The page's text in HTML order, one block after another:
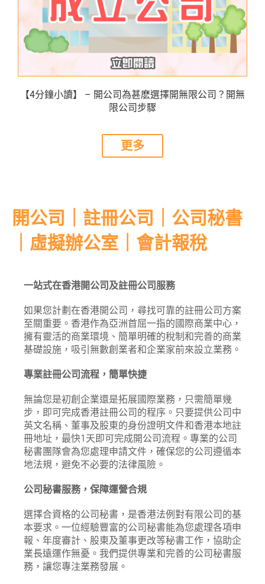
【4分鐘小讀】 – 開公司為甚麽選擇開無限公司？開無
限公司步驟
更多
開公司｜註冊公司｜公司秘書
｜虛擬辦公室｜會計報稅
一站式在香港開公司及註冊公司服務
如果您計劃在香港開公司，尋找可靠的註冊公司方案
至關重要。香港作為亞洲首屈一指的國際商業中心，
擁有靈活的商業環境、簡單明確的稅制和完善的商業
基礎設施，吸引無數創業者和企業家前來設立業務。
專業註冊公司流程，簡單快捷
無論您是初創企業還是拓展國際業務，只需簡單幾
步，即可完成香港註冊公司的程序。只要提供公司中
英文名稱、董事及股東的身份證明文件和香港本地註
冊地址，最快1天即可完成開公司流程。專業的公司
秘書團隊會為您處理申請文件，確保您的公司遵循本
地法規，避免不必要的法律風險。
公司秘書服務，保障運營合規
選擇合資格的公司秘書，是香港法例對有限公司的基
本要求。一位經驗豐富的公司秘書能為您處理各項申
報、年度審計、股東及董事更改等秘書工作，協助企
業長遠運作無憂。我們提供專業和完善的公司秘書服
務，讓您專注業務發展。